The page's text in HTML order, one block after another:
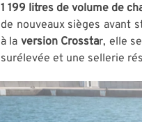
1 199 litres de volume de
de nouveaux sièges avant
à la version Crosstar, elle
surélevée et une sellerie